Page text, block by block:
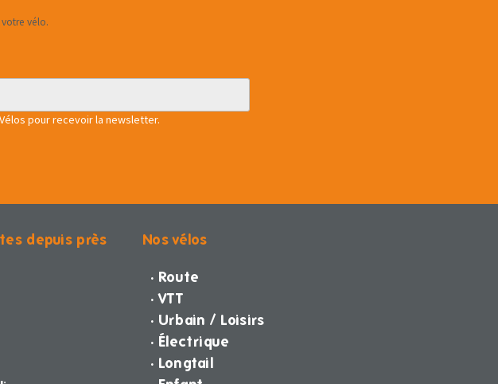
vélo.
pour recevoir la newsletter.
depuis près
Nos vélos
· Route
· VTT
· Urbain / Loisirs
· Électrique
· Longtail